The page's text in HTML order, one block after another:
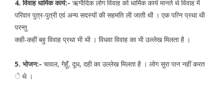
4. विवाह धार्मिक कार्य:- ऋग्वैदिक लोग विवाह को धार्मिक कार्य मानते थे विवाह में
परिवार पुत्र-पुत्री एवं अन्य सदस्यों की सहमति ली जाती थी । एक पत्नि प्रथा थी
परन्तु
कही-कहीं बहु विवाह प्रथा भी थी । विधवा विवाह का भी उल्लेख मिलता है ।
5. भोजन:- चावल, गेहॅूं, दूध, दही का उल्लेख मिलता है । लोग सुरा पान नहीं करत
े थे ।